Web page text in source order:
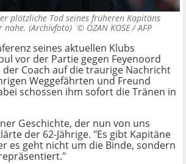
plötzliche Tod seines früheren Kapitäns
nahe. (Archivfoto) © OZAN KOSE / AFP
seines aktuellen Klubs
vor der Partie gegen Feyenoord
Coach auf die traurige Nachricht
Weggefährten und Freund
schossen ihm sofort die Tränen in
Geschichte, der nun von uns
der 62-Jährige. "Es gibt Kapitäne
es geht nicht um die Binde, sondern